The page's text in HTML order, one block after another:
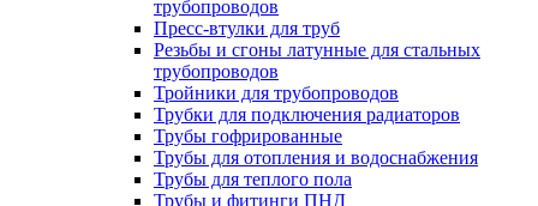
трубопроводов
Пресс-втулки для труб
Резьбы и сгоны латунные для стальных
трубопроводов
Тройники для трубопроводов
Трубки для подключения радиаторов
Трубы гофрированные
Трубы для отопления и водоснабжения
Трубы для теплого пола
Трубы и фитинги ПНД